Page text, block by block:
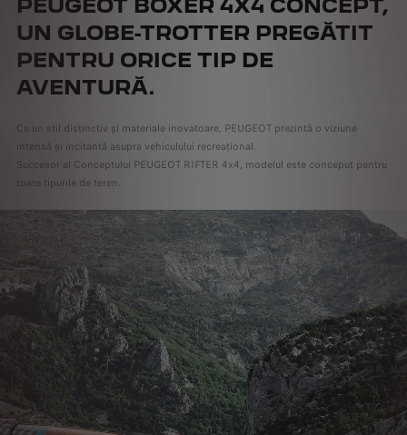
PEUGEOT BOXER 4X4 CONCEPT,
UN GLOBE-TROTTER PREGĂTIT
PENTRU ORICE TIP DE
AVENTURĂ.
Cu un stil distinctiv și materiale inovatoare, PEUGEOT prezintă o viziune
intensă și incitantă asupra vehiculului recreațional.
Succesor al Conceptului PEUGEOT RIFTER 4x4, modelul este conceput pentru
toate tipurile de teren.